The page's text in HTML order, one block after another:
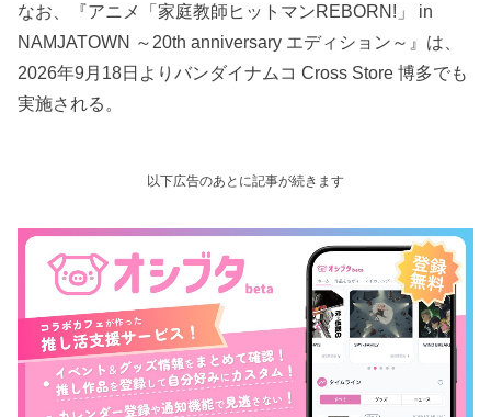
なお、『アニメ「家庭教師ヒットマンREBORN!」 in
NAMJATOWN ～20th anniversary エディション～』は、
2026年9月18日よりバンダイナムコ Cross Store 博多でも
実施される。
以下広告のあとに記事が続きます